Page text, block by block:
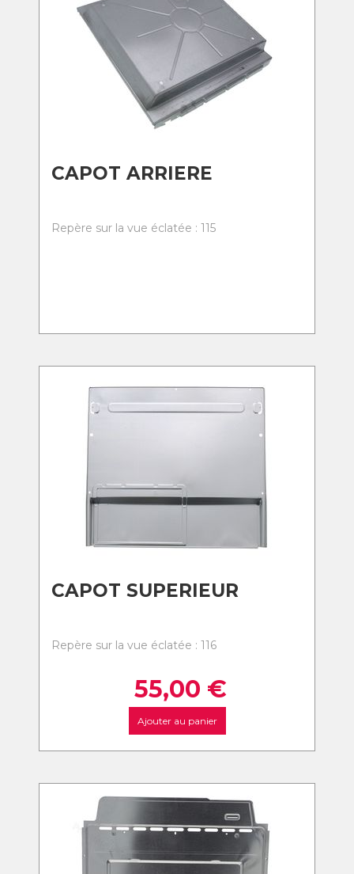
CAPOT ARRIERE
Repère sur la vue éclatée : 115
CAPOT SUPERIEUR
Repère sur la vue éclatée : 116
55,00 €
Ajouter au panier